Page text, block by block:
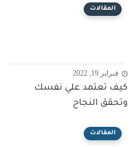
المقالات
فبراير 19, 2022
كيف تعتمد علي نفسك
وتحقق النجاح
المقالات